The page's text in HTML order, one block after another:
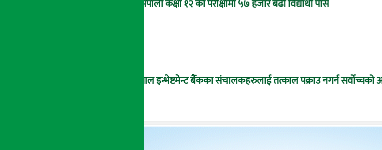
यसपाली कक्षा १२ को परीक्षामा ५७ हजार बढी विद्यार्थी पास
नेपाल इन्भेष्टमेन्ट बैंकका संचालकहरुलाई तत्काल पक्राउ नगर्न